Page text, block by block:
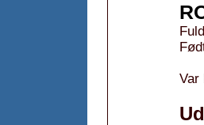
Var